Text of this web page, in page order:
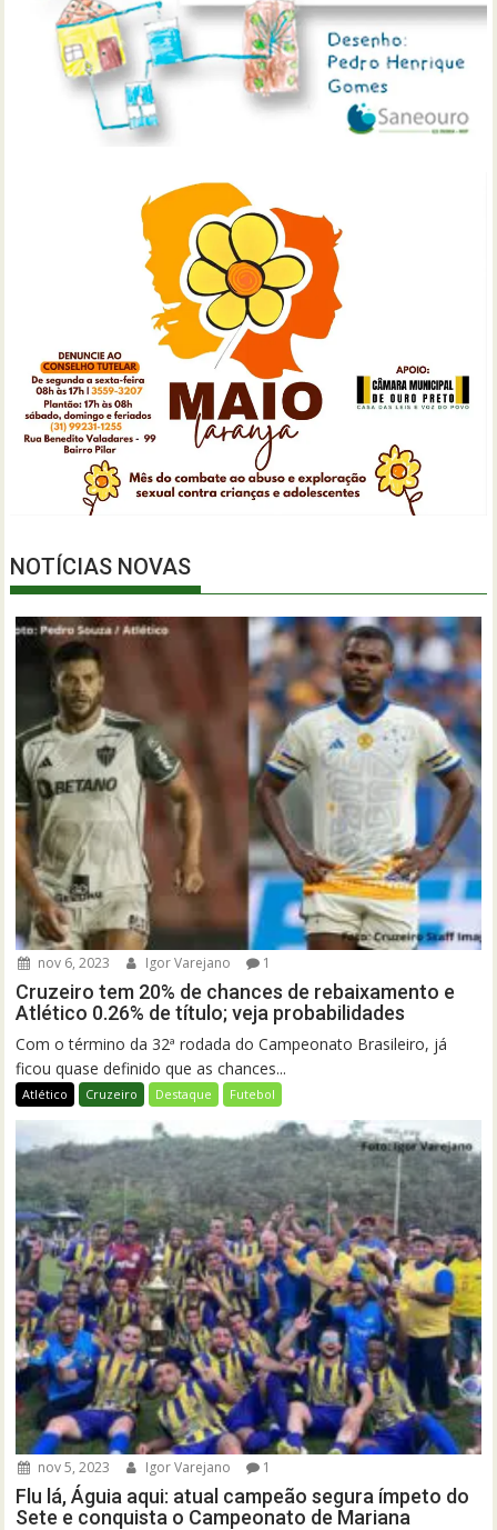
NOTÍCIAS NOVAS
nov 6, 2023 Igor Varejano 1
Cruzeiro tem 20% de chances de rebaixamento e
Atlético 0.26% de título; veja probabilidades
Com o término da 32ª rodada do Campeonato Brasileiro, já
ficou quase definido que as chances...
Atlético Cruzeiro Destaque Futebol
nov 5, 2023 Igor Varejano 1
Flu lá, Águia aqui: atual campeão segura ímpeto do
Sete e conquista o Campeonato de Mariana